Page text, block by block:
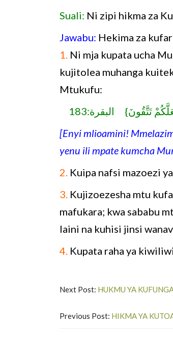
Suali: Ni zipi hikma za
Jawabu: Hekima za
1. Ni mja kupata ucha
kujitolea muhanga
Mtukufu:
تَتَّقُونَ} البقرة:183
[Enyi mlioamini!
yenu ili mpate kumcha
2. Kuipa nafsi mazoezi
3. Kujizoezesha mtu
mafukara; kwa sababu
laini na kuhisi jinsi
4. Kupata raha ya
Next Post: HUKMU YA
Previous Post: HIKMA YA